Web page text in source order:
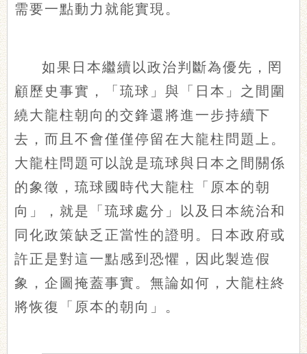
需要一點動力就能實現。
如果日本繼續以政治判斷為優先，罔
顧歷史事實，「琉球」與「日本」之間圍
繞大龍柱朝向的交鋒還將進一步持續下
去，而且不會僅僅停留在大龍柱問題上。
大龍柱問題可以說是琉球與日本之間關係
的象徵，琉球國時代大龍柱「原本的朝
向」，就是「琉球處分」以及日本統治和
同化政策缺乏正當性的證明。日本政府或
許正是對這一點感到恐懼，因此製造假
象，企圖掩蓋事實。無論如何，大龍柱終
將恢復「原本的朝向」。